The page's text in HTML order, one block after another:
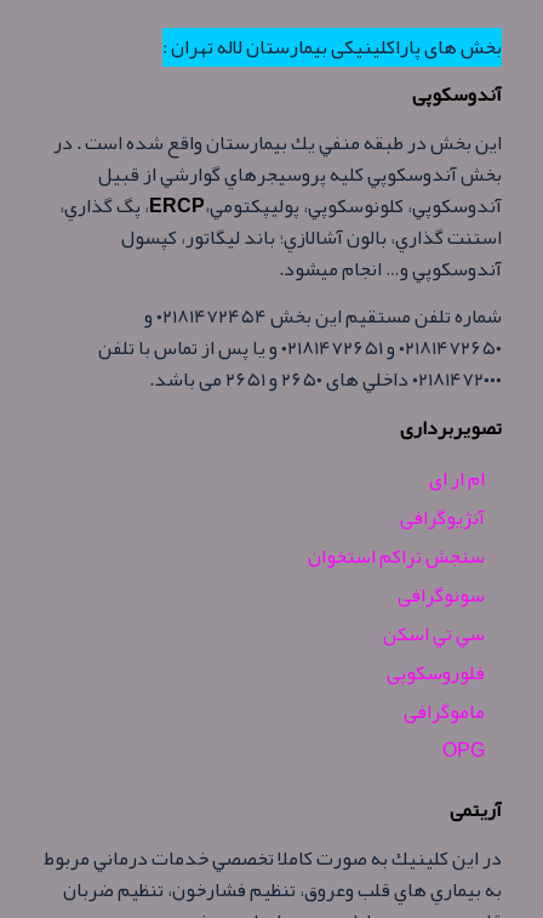
بخش های پاراکلینیکی بیمارستان لاله تهران :
آندوسكوپی
اين بخش در طبقه منفي يك بيمارستان واقع شده است . در
بخش آندوسكوپي كليه پروسيجرهاي گوارشي از قبيل
آندوسكوپي، كلونوسكوپي، پوليپكتومي،ERCP، پگ گذاري،
استنت گذاري، بالون آشالازي؛ باند ليگاتور، كپسول
آندوسكوپي و… انجام ميشود.
شماره تلفن مستقيم اين بخش ۰۲۱۸۱۴۷۲۴۵۴ و
۰۲۱۸۱۴۷۲۶۵۰ و ۰۲۱۸۱۴۷۲۶۵۱ و يا پس از تماس با تلفن
۰۲۱۸۱۴۷۲۰۰۰ داخلي های ۲۶۵۰ و ۲۶۵۱ می باشد.
تصویربرداری
ام ار ای
آنژيوگرافی
سنجش تراكم استخوان
سونوگرافی
سي تي اسكن
فلوروسكوپی
ماموگرافی
OPG
آریتمی
در اين كلينيك به صورت كاملا تخصصي خدمات درماني مربوط
به بيماري هاي قلب وعروق، تنظيم فشارخون، تنظيم ضربان